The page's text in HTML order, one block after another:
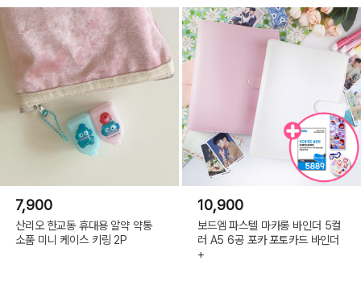
7,900
산리오 한교동 휴대용 알약 약통
소품 미니 케이스 키링 2P
10,900
보드엠 파스텔 마카롱 바인더 5컬
러 A5 6공 포카 포토카드 바인더
+